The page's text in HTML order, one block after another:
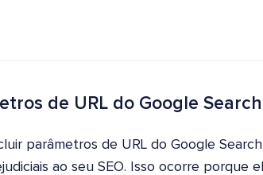
de URL do Google
parâmetros de URL do Google Search
ao seu SEO. Isso ocorre porque